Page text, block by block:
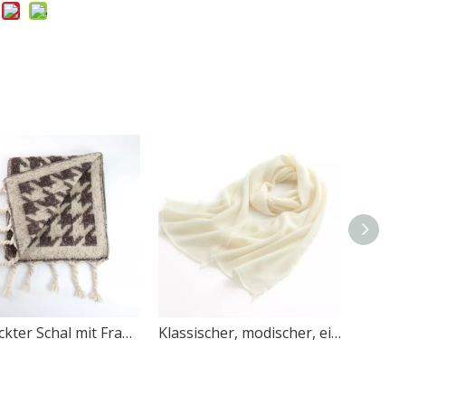
Gestrickter Schal mit Fransen im klassischen Design mit Tausend-Vogel-Muster Klassischer, modischer, einfarbiger Schal mit einfachem Quastenrand-Design